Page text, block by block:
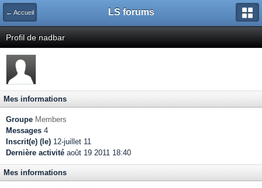
← Accueil LS forums
Profil de nadbar
Mes informations
Groupe Members
Messages 4
Inscrit(e) (le) 12-juillet 11
Dernière activité août 19 2011 18:40
Mes informations